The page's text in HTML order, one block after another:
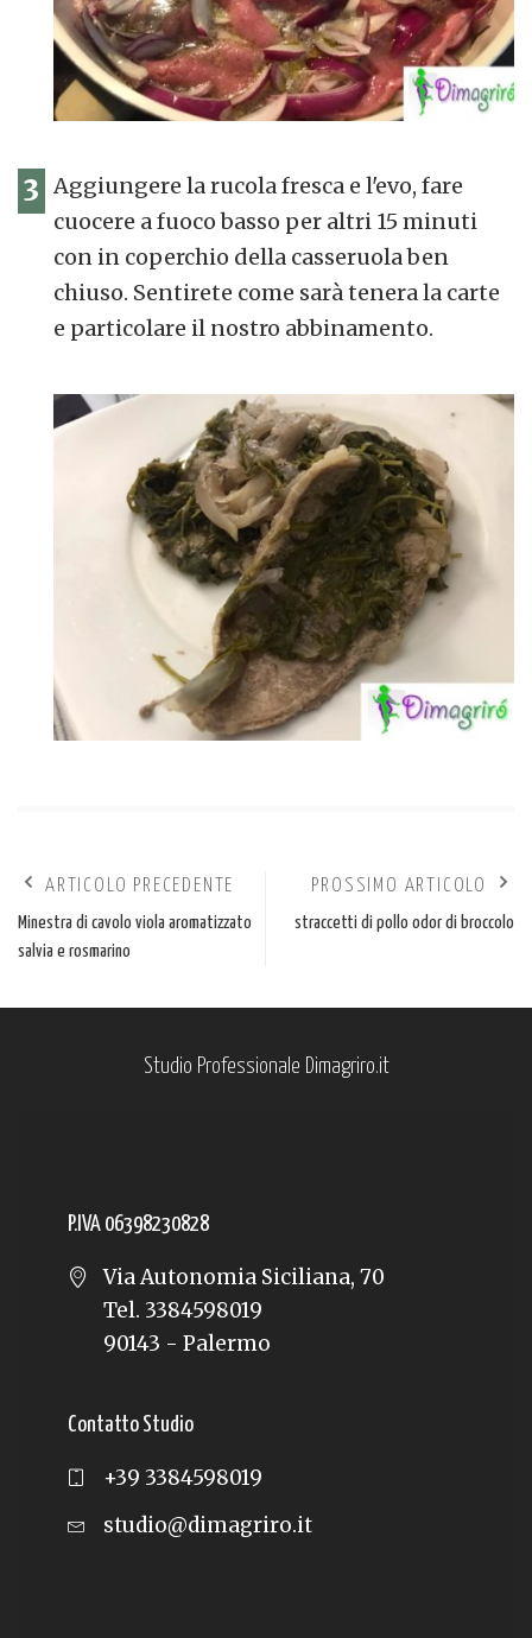
3 Aggiungere la rucola fresca e l'evo, fare
cuocere a fuoco basso per altri 15 minuti
con in coperchio della casseruola ben
chiuso. Sentirete come sarà tenera la carte
e particolare il nostro abbinamento.
ARTICOLO PRECEDENTE
Minestra di cavolo viola aromatizzato
salvia e rosmarino
PROSSIMO ARTICOLO
straccetti di pollo odor di broccolo
Studio Professionale Dimagriro.it
P.IVA 06398230828
Via Autonomia Siciliana, 70
Tel. 3384598019
90143 - Palermo
Contatto Studio
+39 3384598019
studio@dimagriro.it